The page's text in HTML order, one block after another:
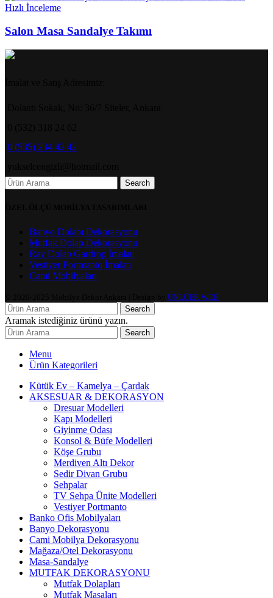
Hızlı İnceleme
Salon Masa Sandalye Takımı
0 (535) 234 42 42
Search
Banyo Dolabı Dekorasyonu
Mutfak Dolap Dekorasyonu
Ray Dolap Gardrop İmalatı
Vestiyer Portmanto İmalatı
Cami Mobilyaları
ÜNLÜER WEB
Search
Aramak istediğiniz ürünü yazın.
Search
Menu
Ürün Kategorileri
Kütük Ev – Kamelya – Çardak
AKSESUAR & DEKORASYON
Dresuar Modelleri
Kapı Modelleri
Giyinme Odası
Konsol & Büfe Modelleri
Köşe Grubu
Merdiven Altı Dekor
Sedir Divan Grubu
Sehpalar
TV Sehpa Ünite Modelleri
Vestiyer Portmanto
Banko Ofis Mobilyaları
Banyo Dekorasyonu
Cami Mobilya Dekorasyonu
Mağaza/Otel Dekorasyonu
Masa-Sandalye
MUTFAK DEKORASYONU
Mutfak Dolapları
Mutfak Masaları